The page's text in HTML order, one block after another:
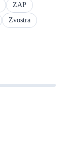
ZAP
Zvostra